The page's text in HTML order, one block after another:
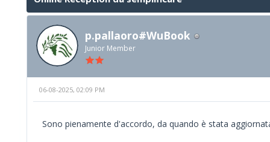
p.pallaoro#WuBook
Junior Member
06-08-2025, 02:09 PM
Sono pienamente d'accordo, da quando è stata